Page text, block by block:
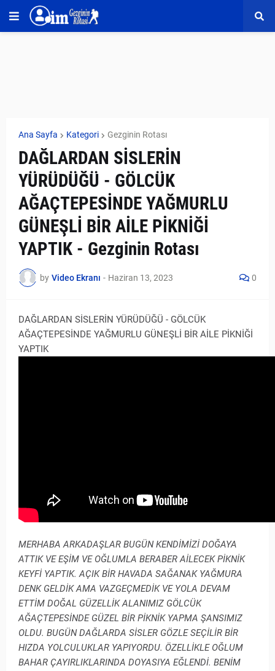
Ana Sayfa Kategori Gezginin Rotası
DAĞLARDAN SİSLERİN
YÜRÜDÜĞÜ - GÖLCÜK
AĞAÇTEPESİNDE YAĞMURLU
GÜNEŞLİ BİR AİLE PİKNİĞİ
YAPTIK - Gezginin Rotası
by Video Ekranı - Haziran 13, 2023 0
DAĞLARDAN SİSLERİN YÜRÜDÜĞÜ - GÖLCÜK
AĞAÇTEPESİNDE YAĞMURLU GÜNEŞLİ BİR AİLE PİKNİĞİ
YAPTIK
MERHABA ARKADAŞLAR BUGÜN KENDİMİZİ DOĞAYA
ATTIK VE EŞİM VE OĞLUMLA BERABER AİLECEK PİKNİK
KEYFİ YAPTIK. AÇIK BİR HAVADA SAĞANAK YAĞMURA
DENK GELDİK AMA VAZGEÇMEDİK VE YOLA DEVAM
ETTİM DOĞAL GÜZELLİK ALANIMIZ GÖLCÜK
AĞAÇTEPESİNDE GÜZEL BİR PİKNİK YAPMA ŞANSIMIZ
OLDU. BUGÜN DAĞLARDA SİSLER GÖZLE SEÇİLİR BİR
HIZDA YOLCULUKLAR YAPIYORDU. ÖZELLİKLE OĞLUM
BAHAR ÇAYIRLIKLARINDA DOYASIYA EĞLENDİ. BENİM